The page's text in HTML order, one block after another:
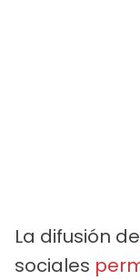
La difusión
sociales